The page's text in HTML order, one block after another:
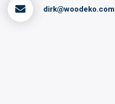
dirk@woodeko.com